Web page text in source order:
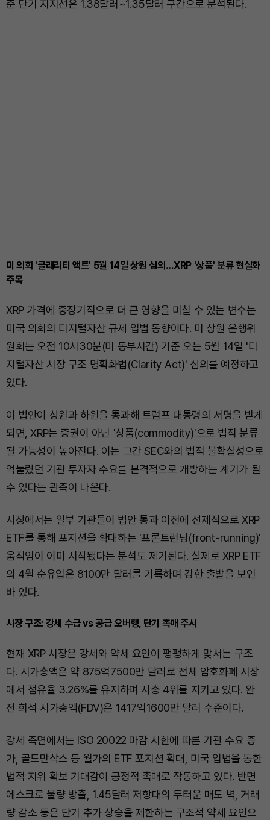
준 단기 지지선은 1.38달러~1.35달러 구간으로 분석된다.
미 의회 '클래리티 액트' 5월 14일 상원 심의…XRP '상품' 분류 현실화
주목
XRP 가격에 중장기적으로 더 큰 영향을 미칠 수 있는 변수는
미국 의회의 디지털자산 규제 입법 동향이다. 미 상원 은행위
원회는 오전 10시30분(미 동부시간) 기준 오는 5월 14일 '디
지털자산 시장 구조 명확화법(Clarity Act)' 심의를 예정하고
있다.
이 법안이 상원과 하원을 통과해 트럼프 대통령의 서명을 받게
되면, XRP는 증권이 아닌 '상품(commodity)'으로 법적 분류
될 가능성이 높아진다. 이는 그간 SEC와의 법적 불확실성으로
억눌렸던 기관 투자자 수요를 본격적으로 개방하는 계기가 될
수 있다는 관측이 나온다.
시장에서는 일부 기관들이 법안 통과 이전에 선제적으로 XRP
ETF를 통해 포지션을 확대하는 '프론트런닝(front-running)'
움직임이 이미 시작됐다는 분석도 제기된다. 실제로 XRP ETF
의 4월 순유입은 8100만 달러를 기록하며 강한 출발을 보인
바 있다.
시장 구조: 강세 수급 vs 공급 오버행, 단기 촉매 주시
현재 XRP 시장은 강세와 약세 요인이 팽팽하게 맞서는 구조
다. 시가총액은 약 875억7500만 달러로 전체 암호화폐 시장
에서 점유율 3.26%를 유지하며 시총 4위를 지키고 있다. 완
전 희석 시가총액(FDV)은 1417억1600만 달러 수준이다.
강세 측면에서는 ISO 20022 마감 시한에 따른 기관 수요 증
가, 골드만삭스 등 월가의 ETF 포지션 확대, 미국 입법을 통한
법적 지위 확보 기대감이 긍정적 촉매로 작동하고 있다. 반면
에스크로 물량 방출, 1.45달러 저항대의 두터운 매도 벽, 거래
량 감소 등은 단기 추가 상승을 제한하는 구조적 약세 요인으